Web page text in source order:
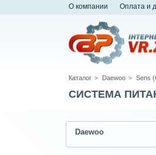
О компании Оплата и
Каталог Daewoo Sens
СИСТЕМА
Daewoo